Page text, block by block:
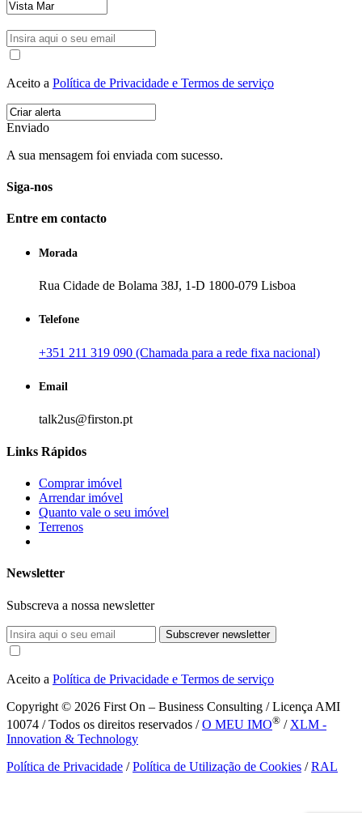
Aceito a Política de Privacidade e Termos de serviço
Enviado
A sua mensagem foi enviada com sucesso.
Siga-nos
Entre em contacto
Morada
Rua Cidade de Bolama 38J, 1-D 1800-079 Lisboa
Telefone
+351 211 319 090 (Chamada para a rede fixa nacional)
Email
talk2us@firston.pt
Links Rápidos
Comprar imóvel
Arrendar imóvel
Quanto vale o seu imóvel
Terrenos
Newsletter
Subscreva a nossa newsletter
Subscrever newsletter
Aceito a Política de Privacidade e Termos de serviço
Copyright © 2026 First On – Business Consulting / Licença AMI
10074 / Todos os direitos reservados /O MEU IMO® / XLM -
Innovation & Technology
Política de Privacidade /Política de Utilização de Cookies /RAL